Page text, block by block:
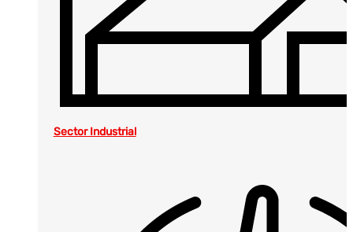
Sector Industrial